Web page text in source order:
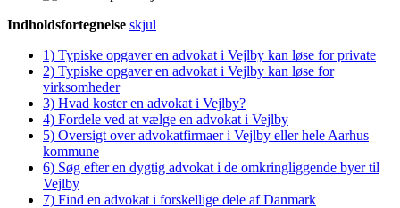
Indholdsfortegnelse skjul
1) Typiske opgaver en advokat i Vejlby kan løse for private
2) Typiske opgaver en advokat i Vejlby kan løse for
virksomheder
3) Hvad koster en advokat i Vejlby?
4) Fordele ved at vælge en advokat i Vejlby
5) Oversigt over advokatfirmaer i Vejlby eller hele Aarhus
kommune
6) Søg efter en dygtig advokat i de omkringliggende byer til
Vejlby
7) Find en advokat i forskellige dele af Danmark